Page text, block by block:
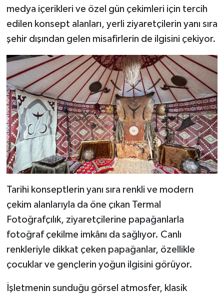
medya içerikleri ve özel gün çekimleri için tercih
edilen konsept alanları, yerli ziyaretçilerin yanı sıra
şehir dışından gelen misafirlerin de ilgisini çekiyor.
Tarihi konseptlerin yanı sıra renkli ve modern
çekim alanlarıyla da öne çıkan Termal
Fotoğrafçılık, ziyaretçilerine papağanlarla
fotoğraf çekilme imkânı da sağlıyor. Canlı
renkleriyle dikkat çeken papağanlar, özellikle
çocuklar ve gençlerin yoğun ilgisini görüyor.
İşletmenin sunduğu görsel atmosfer, klasik